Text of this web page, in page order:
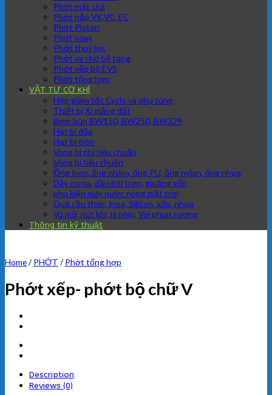
Phớt mặt chà
Phớt nắp VK,VC, EC
Phớt Piston
Phớt xoay
Phớt thuỷ lực
Phớt xe chở bê tông
Phớt xếp bộ EVS
Phớt tổng hợp
VẬT TƯ CƠ KHÍ
Hộp giảm tốc Cyclo và phụ tùng
Thiết bị Xi măng đất
Bơm bùn BW150, BW250, BW329
Hạt bi đũa
Hạt bi tròn
Vòng bi phi tiêu chuẩn
Vòng bi tiêu chuẩn
Ống Inox, ống nhôm, ống PU, ống nylon, ống nhựa
Dây curoa, dầu bôi trơn, gioăng xốp
phụ kiện máy nước nóng mặt trời
Quả cầu thép, Inox, Silicon, xốp, nhựa
Vú mỡ, nút khí, lá phíp, Vòi phun sương
Thông tin kỹ thuật
Home/ PHỚT / Phớt tổng hợp
Phớt xếp- phớt bộ chữ V
Description
Reviews (0)